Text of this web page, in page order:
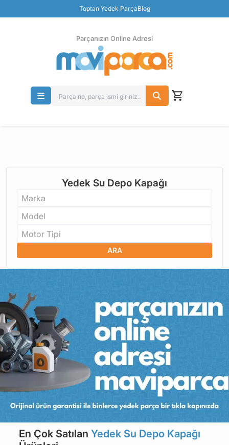
Toptan Yedek ParçaBlog
Ücretsiz İade
Parçanızın Online Adresi
Yedek Su Depo Kapağı
Marka
Model
Motor Tipi
ARA
En Çok Satılan Yedek Su Depo Kapağı